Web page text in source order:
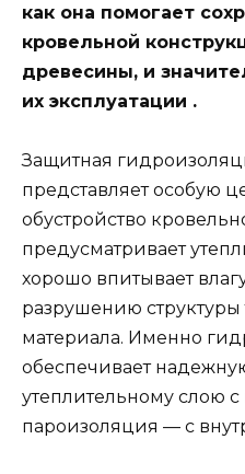
как она помогает
кровельной
древесины, и
их эксплуатации .
Защитная
представляет особую
обустройство
предусматривает
хорошо впитывает
разрушению
материала. Именно
обеспечивает
утеплительному слою
пароизоляция — с